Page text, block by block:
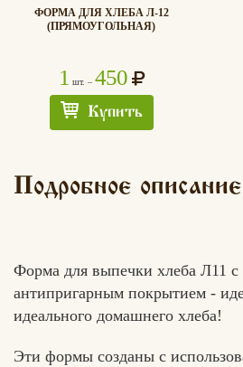
ФОРМА ДЛЯ ХЛЕБА Л-12
(ПРЯМОУГОЛЬНАЯ)
1 шт. – 450
Купить
Подробное описание
Форма для выпечки хлеба Л11
антипригарным покрытием -
идеального домашнего хлеба!
Эти формы созданы с